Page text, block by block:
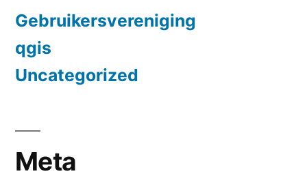
Gebruikersvereniging
qgis
Uncategorized
Meta